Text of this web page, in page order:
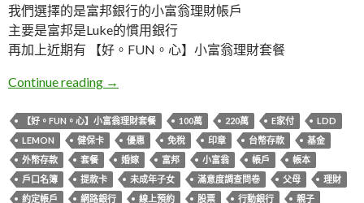
我們選擇的是富邦銀行的小富翁理財帳戶
主要是富邦是Luke的慣用銀行
再加上近期有 【好。FUN。心】小富翁理財套餐
Continue reading Lemon。第一次開戶(富邦小富翁帳戶)
→
【好。FUN。心】小富翁理財套餐 100萬 220萬 E家付
LDD
LEMON
健保卡 優惠 免稅 印章 台幣存款
基金
外幣存款
套餐 婚嫁 富邦 小富翁 帳戶
帳本
戶口名簿
提款卡 未成年子女 滿意度調查問卷 父母
理財
約定帳戶
網路銀行 線上預約 股票 行動銀行
親子